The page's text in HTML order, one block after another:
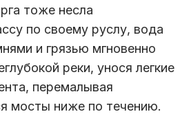
тоже несла
по своему руслу, вода
и грязью мгновенно
реки, унося легкие
перемалывая
мосты ниже по течению.